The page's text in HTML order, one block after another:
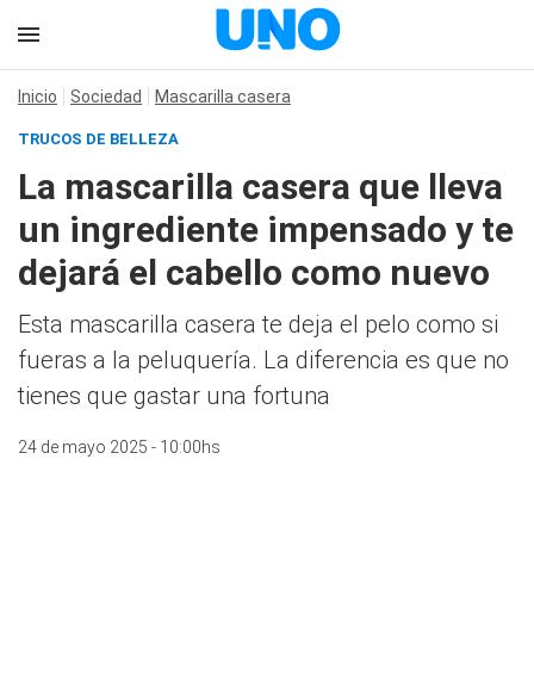
Inicio Sociedad Mascarilla casera
TRUCOS DE BELLEZA
La mascarilla casera que lleva
un ingrediente impensado y te
dejará el cabello como nuevo
Esta mascarilla casera te deja el pelo como si
fueras a la peluquería. La diferencia es que no
tienes que gastar una fortuna
24 de mayo 2025 - 10:00hs